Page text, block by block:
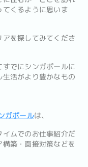
くるように思いま
を探してみてくださ
でにシンガポールに
活がより豊かなもの
ガポールは、
ムでのお仕事紹介だ
築・面接対策などを